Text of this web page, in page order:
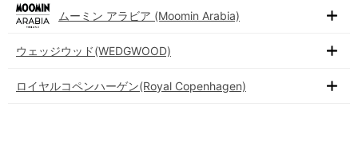
ムーミン アラビア (Moomin Arabia)
ウェッジウッド(WEDGWOOD)
ロイヤルコペンハーゲン(Royal Copenhagen)